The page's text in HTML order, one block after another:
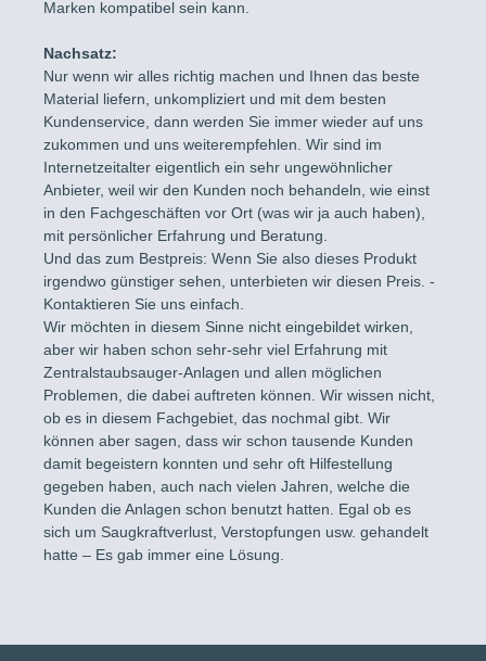
Marken kompatibel sein kann.
Nachsatz:
Nur wenn wir alles richtig machen und Ihnen das beste
Material liefern, unkompliziert und mit dem besten
Kundenservice, dann werden Sie immer wieder auf uns
zukommen und uns weiterempfehlen. Wir sind im
Internetzeitalter eigentlich ein sehr ungewöhnlicher
Anbieter, weil wir den Kunden noch behandeln, wie einst
in den Fachgeschäften vor Ort (was wir ja auch haben),
mit persönlicher Erfahrung und Beratung.
Und das zum Bestpreis: Wenn Sie also dieses Produkt
irgendwo günstiger sehen, unterbieten wir diesen Preis. -
Kontaktieren Sie uns einfach.
Wir möchten in diesem Sinne nicht eingebildet wirken,
aber wir haben schon sehr-sehr viel Erfahrung mit
Zentralstaubsauger-Anlagen und allen möglichen
Problemen, die dabei auftreten können. Wir wissen nicht,
ob es in diesem Fachgebiet, das nochmal gibt. Wir
können aber sagen, dass wir schon tausende Kunden
damit begeistern konnten und sehr oft Hilfestellung
gegeben haben, auch nach vielen Jahren, welche die
Kunden die Anlagen schon benutzt hatten. Egal ob es
sich um Saugkraftverlust, Verstopfungen usw. gehandelt
hatte – Es gab immer eine Lösung.